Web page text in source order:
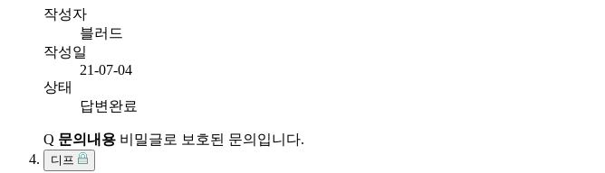
작성자
블러드
작성일
21-07-04
상태
답변완료
Q 문의내용 비밀글로 보호된 문의입니다.
디프